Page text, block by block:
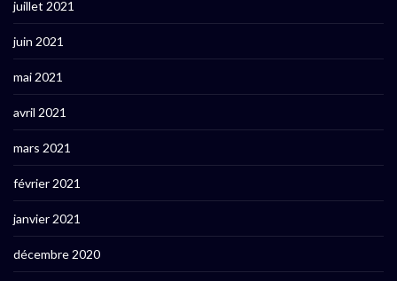
juillet 2021
juin 2021
mai 2021
avril 2021
mars 2021
février 2021
janvier 2021
décembre 2020